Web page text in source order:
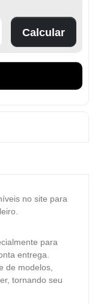
Calcular
no site para
para
entrega.
de modelos,
tornando seu